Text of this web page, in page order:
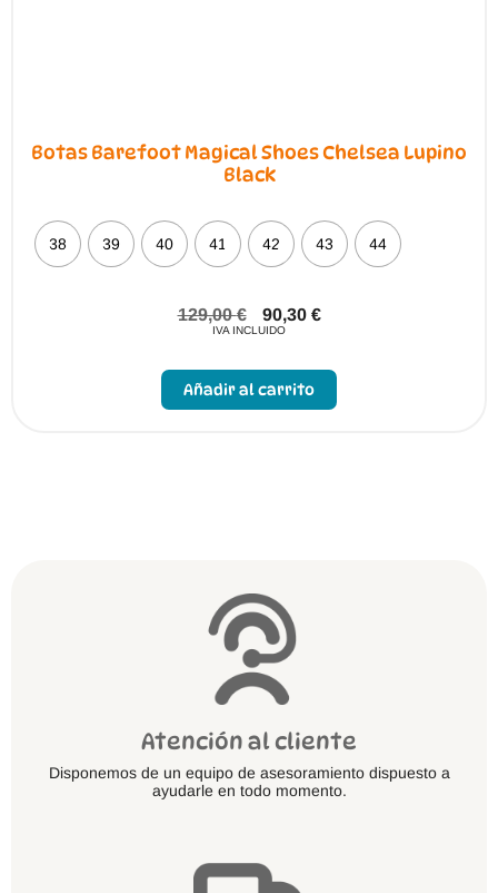
Botas Barefoot Magical Shoes Chelsea Lupino
Black
38 39 40 41 42 43 44
129,00€ 90,30 €
IVA INCLUIDO
Añadir al carrito
Atención al cliente
Disponemos de un equipo de asesoramiento dispuesto a
ayudarle en todo momento.